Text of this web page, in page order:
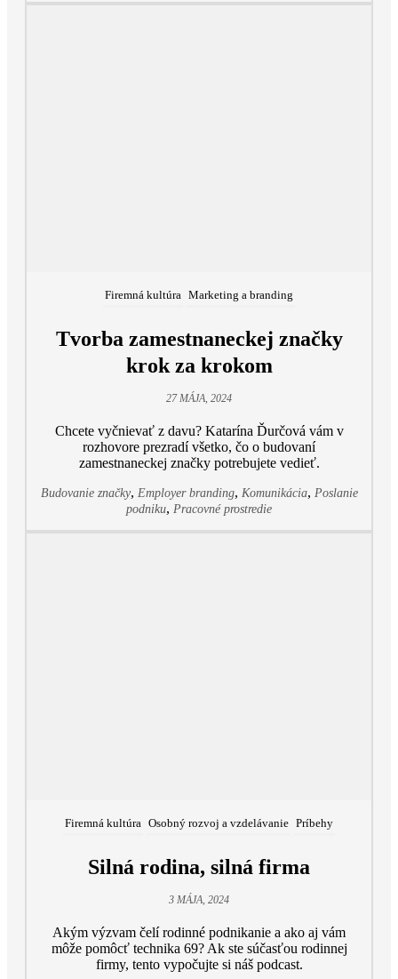
Firemná kultúra Marketing a branding
Tvorba zamestnaneckej značky
krok za krokom
27 MÁJA, 2024
Chcete vyčnievať z davu? Katarína Ďurčová vám v
rozhovore prezradí všetko, čo o budovaní
zamestnaneckej značky potrebujete vedieť.
Budovanie značky, Employer branding, Komunikácia, Poslanie
podniku, Pracovné prostredie
Firemná kultúra Osobný rozvoj a vzdelávanie Príbehy
Silná rodina, silná firma
3 MÁJA, 2024
Akým výzvam čelí rodinné podnikanie a ako aj vám
môže pomôcť technika 69? Ak ste súčasťou rodinnej
firmy, tento vypočujte si náš podcast.